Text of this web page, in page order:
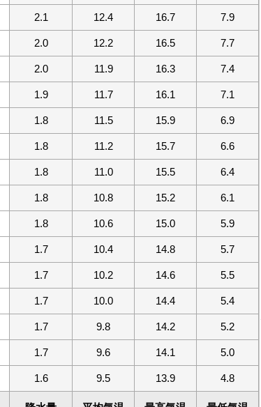
2.1 12.4 16.7 7.9
2.0 12.2 16.5 7.7
2.0 11.9 16.3 7.4
1.9 11.7 16.1 7.1
1.8 11.5 15.9 6.9
1.8 11.2 15.7 6.6
1.8 11.0 15.5 6.4
1.8 10.8 15.2 6.1
1.8 10.6 15.0 5.9
1.7 10.4 14.8 5.7
1.7 10.2 14.6 5.5
1.7 10.0 14.4 5.4
1.7 9.8 14.2 5.2
1.7 9.6 14.1 5.0
1.6 9.5 13.9 4.8